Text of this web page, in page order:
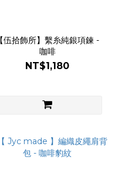
【伍拾飾所】繫糸純銀項鍊 -
咖啡
NT$1,180